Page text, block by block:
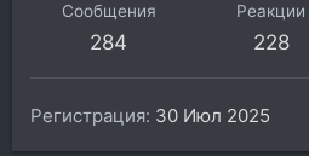
Сообщения
284
Реакции
228
Регистрация 30 Июл 2025